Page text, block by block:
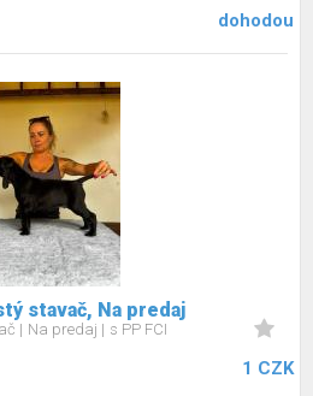
dohodou
stavač, Na predaj
Na predaj s PP FCI
1 CZK